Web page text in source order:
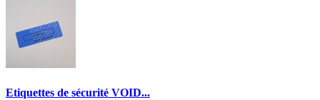
Etiquettes de sécurité VOID...